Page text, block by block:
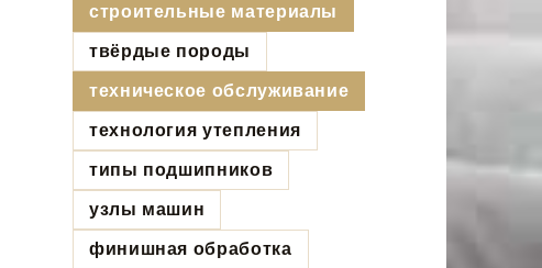
строительные материалы
твёрдые породы
техническое обслуживание
технология утепления
типы подшипников
узлы машин
финишная обработка